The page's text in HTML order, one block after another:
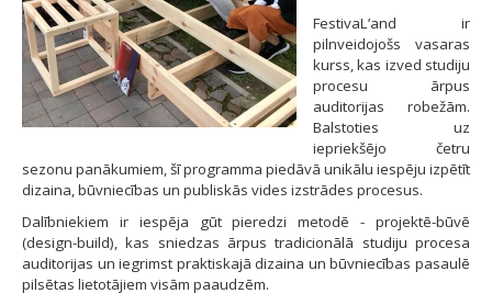
FestivaL’and ir
pilnveidojošs vasaras
kurss, kas izved studiju
procesu ārpus
auditorijas robežām.
Balstoties uz
iepriekšējo četru
sezonu panākumiem, šī programma piedāvā unikālu iespēju izpētīt
dizaina, būvniecības un publiskās vides izstrādes procesus.
Dalībniekiem ir iespēja gūt pieredzi metodē - projektē-būvē
(design-build), kas sniedzas ārpus tradicionālā studiju procesa
auditorijas un iegrimst praktiskajā dizaina un būvniecības pasaulē
pilsētas lietotājiem visām paaudzēm.